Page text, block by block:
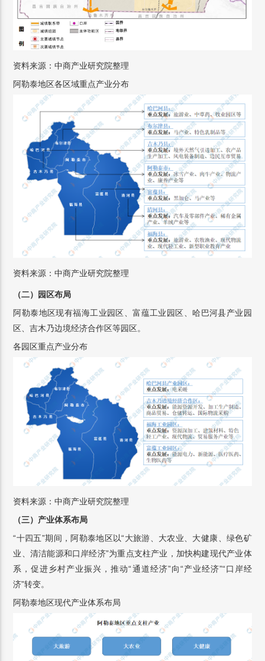
资料来源：中商产业研究院整理
阿勒泰地区各区域重点产业分布
资料来源：中商产业研究院整理
（二）园区布局
阿勒泰地区现有福海工业园区、富蕴工业园区、哈巴河县产业园
区、吉木乃边境经济合作区等园区。
各园区重点产业分布
资料来源：中商产业研究院整理
（三）产业体系布局
“十四五”期间，阿勒泰地区以“大旅游、大农业、大健康、绿色矿
业、清洁能源和口岸经济”为重点支柱产业，加快构建现代产业体
系，促进乡村产业振兴，推动“通道经济”向“产业经济”“口岸经
济”转变。
阿勒泰地区现代产业体系布局